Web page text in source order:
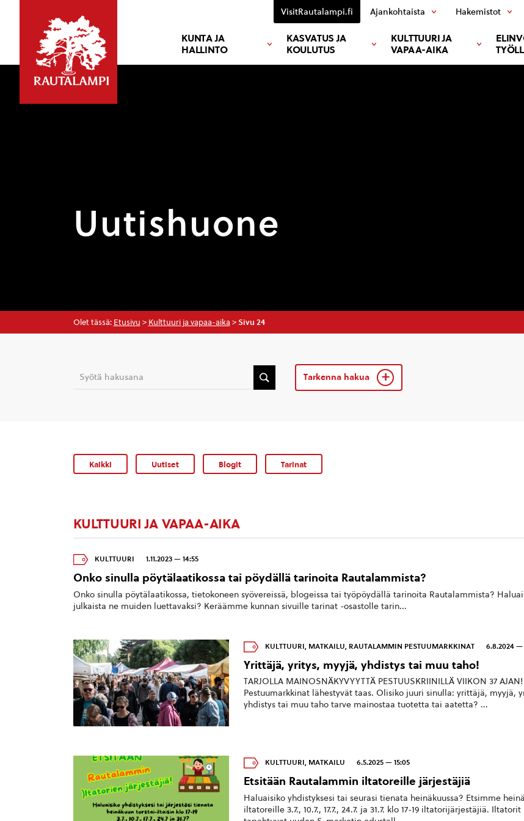
KUNTA JA
HALLINTO
KASVATUS JA
KOULUTUS
KULTTUURI JA
VAPAA-AIKA
VisitRautalampi.fi Ajankohtaista Hakemistot
Uutishuone
Olet tässä: Etusivu > Kulttuuri ja vapaa-aika > Sivu 24
Tarkenna hakua
Kaikki Uutiset Blogit Tarinat
KULTTUURI JA VAPAA-AIKA
KULTTUURI 1.11.2023 — 14:55
Onko sinulla pöytälaatikossa tai pöydällä tarinoita Rautalammista?
Onko sinulla pöytälaatikossa, tietokoneen syövereissä, blogeissa tai työpöydällä tarinoita Rautalammista?
julkaista ne muiden luettavaksi? Keräämme kunnan sivuille tarinat -osastolle tarin...
KULTTUURI MATKAILU RAUTALAMMIN PESTUUMARKKINAT 6.8.2024 —
Yrittäjä, yritys, myyjä, yhdistys tai muu taho!
TARJOLLA MAINOSNÄKYVYYTTÄ PESTUUSKRIINILLÄ VIIKON 37 AJAN!
Pestuumarkkinat lähestyvät taas. Olisiko juuri sinulla: yrittäjä, myyjä,
yhdistys tai muu taho tarve mainostaa tuotetta tai aatetta? ...
KULTTUURI, MATKAILU 6.5.2025 — 15:05
Etsitään Rautalammin iltatoreille järjestäjiä
Haluaisiko yhdistyksesi tai seurasi tienata heinäkuussa? Etsimme
iltatoreille 3.7., 10.7., 17.7., 24.7. ja 31.7. klo 17-19 iltatorijärjestäjiä. Iltatorit